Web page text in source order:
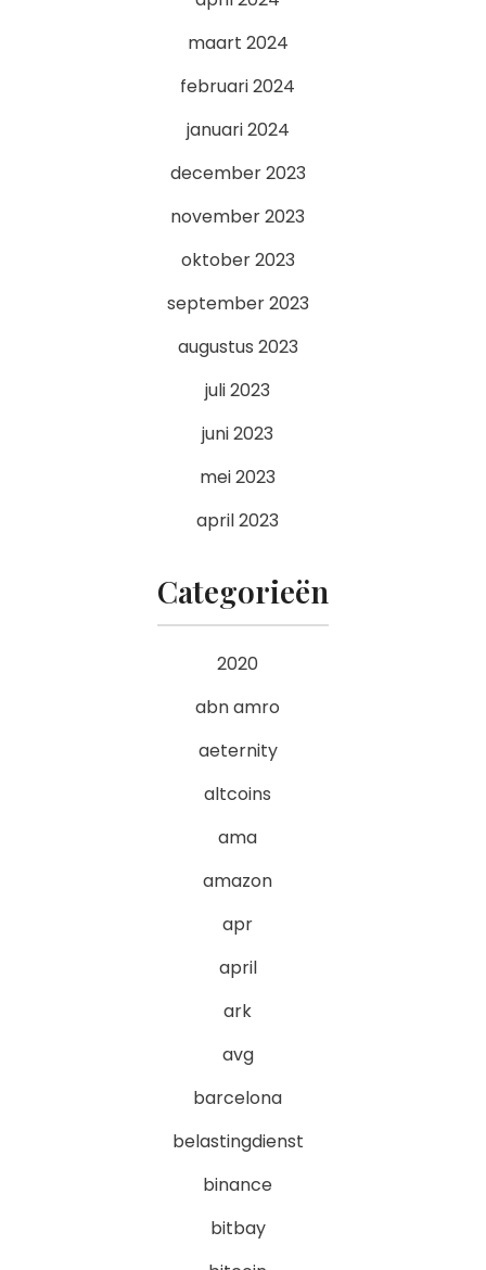
maart 2024
februari 2024
januari 2024
december 2023
november 2023
oktober 2023
september 2023
augustus 2023
juli 2023
juni 2023
mei 2023
april 2023
Categorieën
2020
abn amro
aeternity
altcoins
ama
amazon
apr
april
ark
avg
barcelona
belastingdienst
binance
bitbay